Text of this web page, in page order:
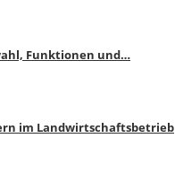
Funktionen und…
im Landwirtschaftsbetrieb